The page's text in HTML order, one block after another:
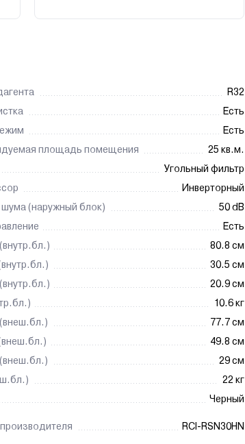
R32
Есть
Есть
площадь помещения
25 кв.м.
Угольный фильтр
Инверторный
шума (наружный блок)
50 dB
Есть
80.8 см
30.5 см
20.9 см
10.6 кг
77.7 см
49.8 см
(внеш.бл.)
29 см
22 кг
Черный
RCI-RSN30HN